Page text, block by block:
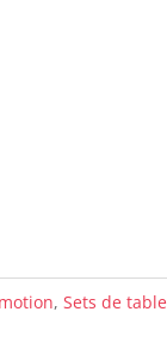
, Sets de table